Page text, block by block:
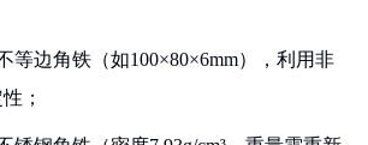
等边角铁（如100×80×6mm），利用非
；